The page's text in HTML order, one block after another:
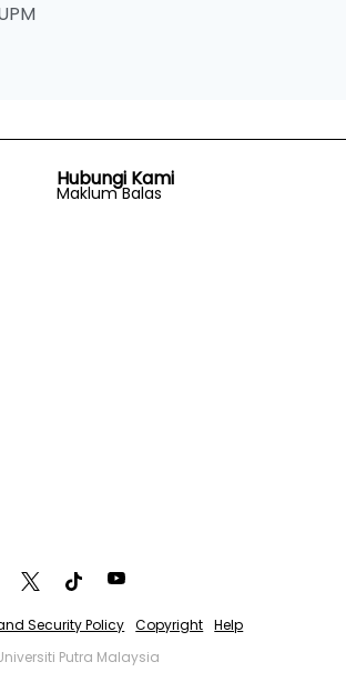
Hubungi Kami
Maklum Balas
Security Policy Copyright
Help
Putra Malaysia